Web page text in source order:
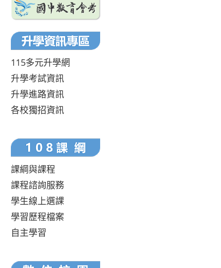
115多元升學網
升學考試資訊
升學進路資訊
各校獨招資訊
課綱與課程
課程諮詢服務
學生線上選課
學習歷程檔案
自主學習